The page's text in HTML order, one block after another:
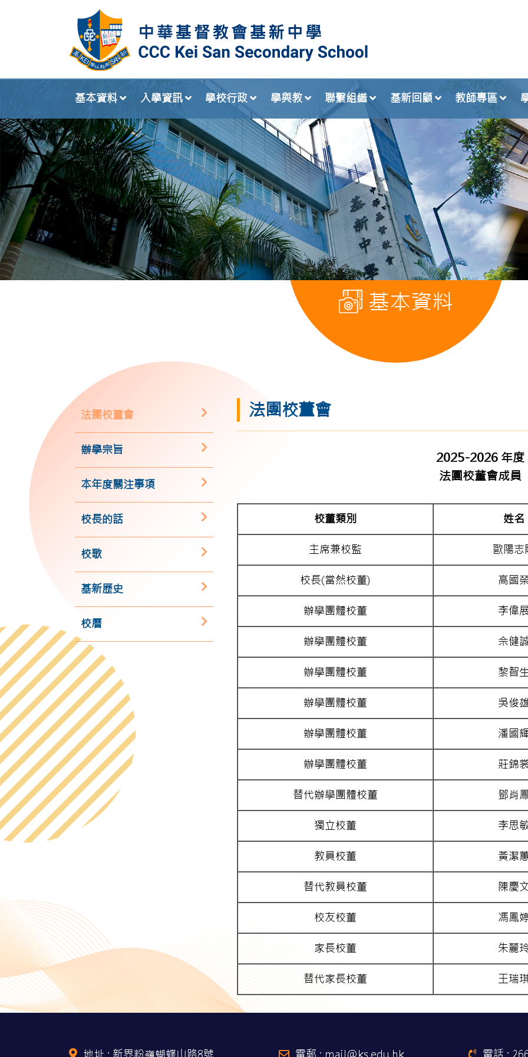
基本資料 入學資訊 學校行政 學與教 聯繫組織 基新回顧 教師專區
基本資料
法團校董會
辦學宗旨
本年度關注事項
校長的話
校歌
基新歷史
校曆
法團校董會
2025-2026 年度
法團校董會成員
校董類別 姓名
主席兼校監 歐陽志
校長(當然校董) 高國
辦學團體校董 李偉
辦學團體校董 佘健
辦學團體校董 黎智
辦學團體校董 吳俊
辦學團體校董 潘國
辦學團體校董 莊錦
替代辦學團體校董 鄧肖
獨立校董 李思
教員校董 黃潔
替代教員校董 陳慶
校友校董 馮鳳
家長校董 朱麗
替代家長校董 王瑞
地址 : 新界粉嶺蝴蝶山路8號 電郵 : mail@ks.edu.hk 電話 :